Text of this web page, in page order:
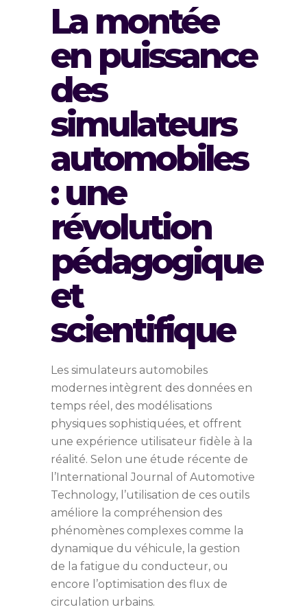
La montée
en puissance
des
simulateurs
automobiles
: une
révolution
pédagogique
et
scientifique
Les simulateurs automobiles
modernes intègrent des données en
temps réel, des modélisations
physiques sophistiquées, et offrent
une expérience utilisateur fidèle à la
réalité. Selon une étude récente de
l’International Journal of Automotive
Technology, l’utilisation de ces outils
améliore la compréhension des
phénomènes complexes comme la
dynamique du véhicule, la gestion
de la fatigue du conducteur, ou
encore l’optimisation des flux de
circulation urbains.